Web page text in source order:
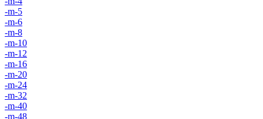
-m-5
-m-6
-m-8
-m-10
-m-12
-m-16
-m-20
-m-24
-m-32
-m-40
-m-48